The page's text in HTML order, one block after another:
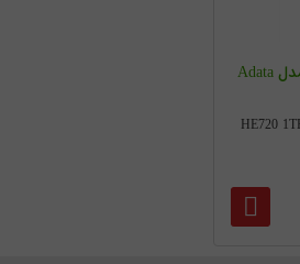
هارد دیسک قابل حمل ای دیتا مدل Adata